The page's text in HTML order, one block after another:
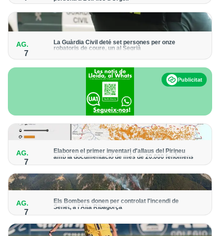
forma progressiva
AG.
7
La Guàrdia Civil deté set persones per onze
robatoris de coure, un al Segrià
Publicitat
AG.
7
Elaboren el primer inventari d'allaus del Pirineu
amb la documentació de més de 20.000 fenòmens
Obra de l'Institut Cartogràfic i Geològic de Catalunya, amb
AG.
7
Els Bombers donen per controlat l'incendi de
Senet, a l'Alta Ribagorça
El cos manté la vigilància de la zona amb drons i mitjans aeris